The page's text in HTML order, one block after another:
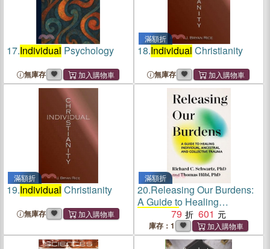
17.Individual Psychology
無庫存
滿額折
18.Individual Christianity
無庫存
滿額折
19.Individual Christianity
無庫存
滿額折
20.Releasing Our Burdens:
A Guide to Healing
Individual, Ancestral, and
Collective Trauma
79 601
庫存：1